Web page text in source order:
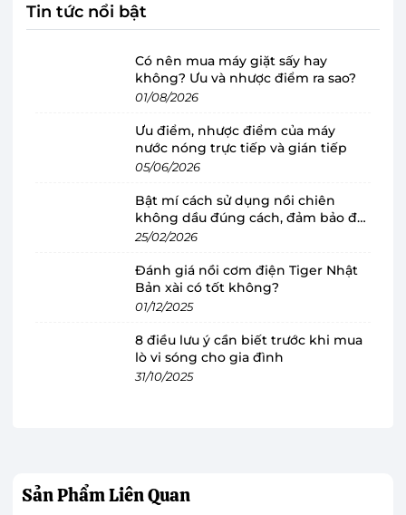
Máy giặt hiện đại với thiết kế tăng tính tiện
lợi cho người dùng
Máy giặt sấy Electroluxđược thiết kế lồng
ngang kết hợp cùng gam màu đen sang trọng,
khác nhau. Đặc biệt, vỏ ngoài của máy giặt được
phủ sơn tĩnh điện, đảm bảo độ chắc chắn, bền bỉ
Máy giặt sấy EWW1023P5SC sở hữu cửa trước
năng chịu lực tốt và dễ dàng vệ sinh. Bên cạnh
đó, lồng giặt bằng thép không gỉ không chỉ giúp
Tin tức nổi bật
Có nên mua máy giặt sấy hay
không? Ưu và nhược điểm ra sao?
01/08/2026
Ưu điểm, nhược điểm của máy
nước nóng trực tiếp và gián tiếp
05/06/2026
Bật mí cách sử dụng nồi chiên
không dầu đúng cách, đảm bảo độ
bền
25/02/2026
Đánh giá nồi cơm điện Tiger Nhật
Bản xài có tốt không?
01/12/2025
8 điều lưu ý cần biết trước khi mua
lò vi sóng cho gia đình
31/10/2025
Sản PhẩmLiên Quan